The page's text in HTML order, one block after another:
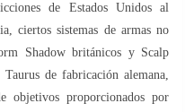
de Estados Unidos al
ciertos sistemas de armas no
Shadow británicos y Scalp
de fabricación alemana,
objetivos proporcionados por